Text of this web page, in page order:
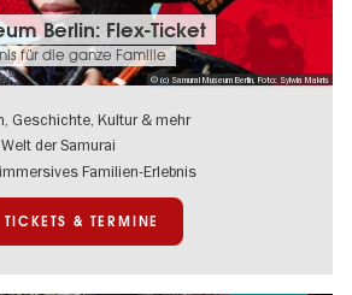
© (c) Samurai Museum Berlin, Foto: Sylwia Makris
Berlin: Flex-Ticket
für die ganze Familie
Geschichte, Kultur & mehr
der Samurai
Familien-Erlebnis
TICKETS & TERMINE